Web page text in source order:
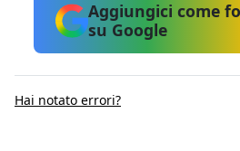
Aggiungici come
su Google
Hai notato errori?